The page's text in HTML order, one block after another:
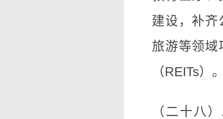
建设，补
旅游等领域
（REITs）
（二十八